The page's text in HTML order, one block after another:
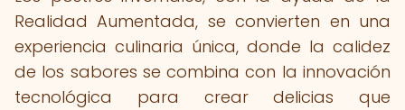
Realidad Aumentada, se convierten en una
experiencia culinaria única, donde la calidez
de los sabores se combina con la innovación
tecnológica para crear delicias que